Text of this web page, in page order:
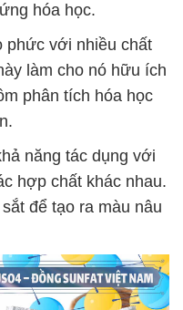
hóa học.
phức với nhiều chất
làm cho nó hữu ích
phân tích hóa học
năng tác dụng với
hợp chất khác nhau.
để tạo ra màu nâu